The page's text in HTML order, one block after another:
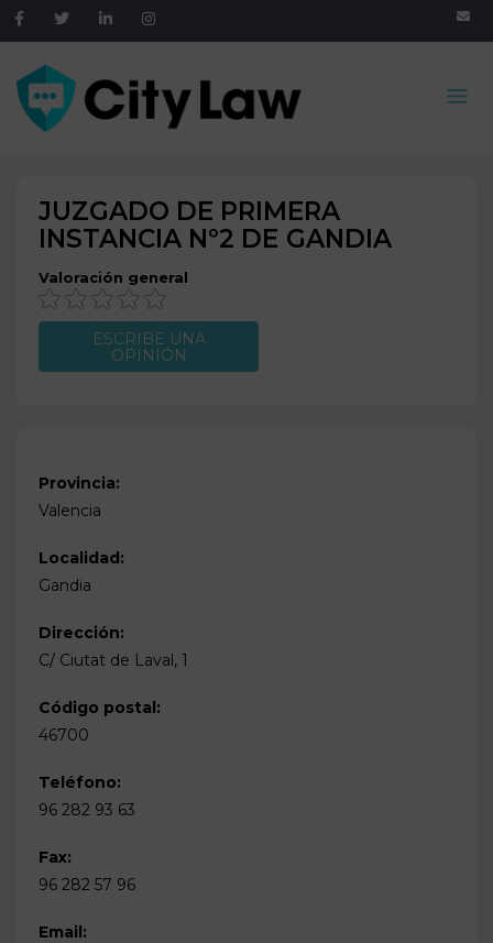
JUZGADO DE PRIMERA
INSTANCIA Nº2 DE GANDIA
Valoración general
ESCRIBE UNA
OPINIÓN
Provincia:
Valencia
Localidad:
Gandia
Dirección:
C/ Ciutat de Laval, 1
Código postal:
46700
Teléfono:
96 282 93 63
Fax:
96 282 57 96
Email: